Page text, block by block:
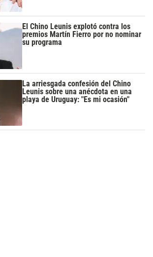
El Chino Leunis explotó contra los
premios Martín Fierro por no nominar
su programa
La arriesgada confesión del Chino
Leunis sobre una anécdota en una
playa de Uruguay: "Es mi ocasión"